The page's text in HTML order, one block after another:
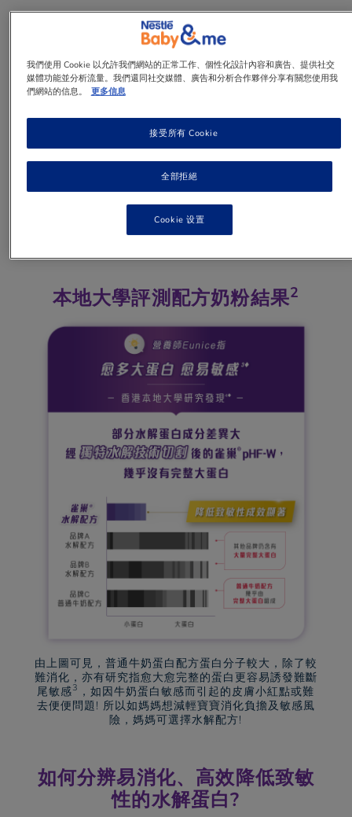
每位媽媽只想寶寶健康，肚仔舒適、消化好、不
受皮膚小紅點或難去便便問題困擾等，哪麼營養
上應如何選擇? 即睇營養師Eunice及本地大學研
究分享，作出精明選擇!
營養師Eunice建議母乳是最好的，衛生署指母乳不但有
助寶寶消化，更可以預防敏感1。如媽媽未能餵哺母
乳，則可考慮含pHF-W水解蛋白的配方奶粉。
本地大學評測配方奶粉結果2
由上圖可見，普通牛奶蛋白配方蛋白分子較大，除了較
難消化，亦有研究指愈大愈完整的蛋白更容易誘發難斷
尾敏感3 ，如因牛奶蛋白敏感而引起的皮膚小紅點或難
去便便問題! 所以如媽媽想減輕寶寶消化負擔及敏感風
險，媽媽可選擇水解配方!
如何分辨易消化、高效降低致敏
性的水解蛋白?
我們使用 Cookie 以允許我們網站的正常工作、個性化設計內容和廣告、提供社交
媒體功能並分析流量。我們還同社交媒體、廣告和分析合作夥伴分享有關您使用我
們網站的信息。
更多信息
全部拒絕
接受所有 Cookie
Cookie 设置